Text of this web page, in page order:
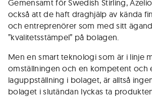
Gemensamt för Swedish Stirling,
också att de haft draghjälp av kända
och entreprenörer som med sitt
”kvalitetsstämpel” på bolagen.
Men en smart teknologi som är i linje
omställningen och en kompetent och
laguppställning i bolaget, är alltså
bolaget i slutändan lyckas ta